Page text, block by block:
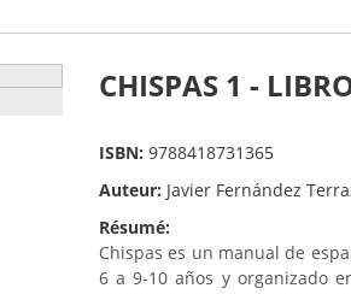
CHISPAS 1 -
ISBN: 9788418731365
Auteur: Javier Fernández
Résumé:
Chispas es un manual de
6 a 9-10 años y organizado